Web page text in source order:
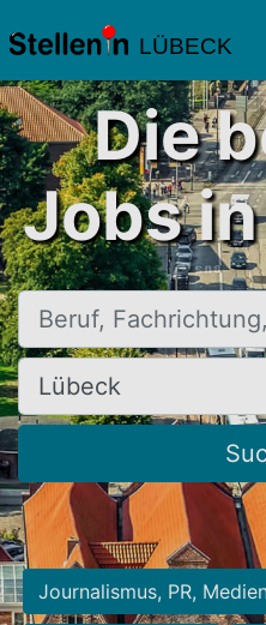
LÜBECK
Die
Jobs
Beruf, Fachrichtung, Firma
Ort, Stadt
Journalismus, PR,